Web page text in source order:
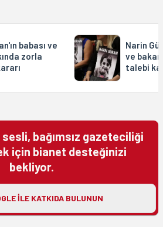
babası ve
zorla
Narin
ve
talebi
bağımsız gazeteciliği
için bianet desteğinizi
bekliyor.
ILE KATKIDA BULUNUN